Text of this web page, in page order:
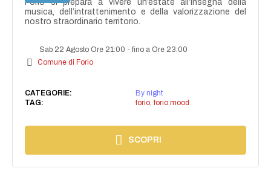
Forio si prepara a vivere un’estate all’insegna della
musica, dell’intrattenimento e della valorizzazione del
nostro straordinario territorio.
Sab 22 Agosto Ore 21:00 -fino a Ore 23:00
Comune di Forio
CATEGORIE:
By night
TAG:
forio, forio mood
SCOPRI